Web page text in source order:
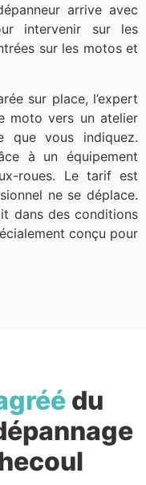
arrive avec
intervenir sur les
sur les motos et
sur place, l’expert
moto vers un atelier
que vous indiquez.
à un équipement
roues. Le tarif est
ne se déplace.
dans des conditions
conçu pour
du